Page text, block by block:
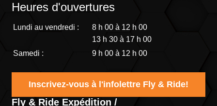
Heures d'ouvertures
Lundi au vendredi :
8 h 00 à 12 h 00
13 h 30 à 17 h 00
Samedi :
9 h 00 à 12 h 00
Inscrivez-vous à l'infolettre Fly & Ride!
Fly & Ride Expédition /